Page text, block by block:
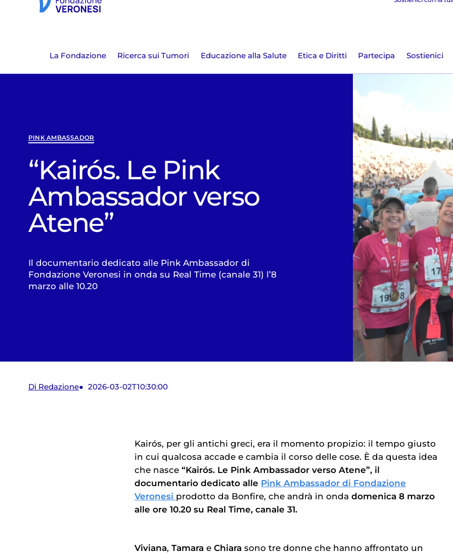
La Fondazione Ricerca sui Tumori Educazione alla Salute Etica e Diritti Partecipa Sostienici
PINK AMBASSADOR
“Kairós. Le Pink
Ambassador verso
Atene”
Il documentario dedicato alle Pink Ambassador di
Fondazione Veronesi in onda su Real Time (canale 31) l’8
marzo alle 10.20
Di Redazione 2026-03-02T10:30:00
Kairós, per gli antichi greci, era il momento propizio: il tempo giusto
in cui qualcosa accade e cambia il corso delle cose. È da questa idea
che nasce “Kairós. Le Pink Ambassador verso Atene”, il
documentario dedicato alle Pink Ambassador di Fondazione
Veronesi prodotto da Bonfire, che andrà in onda domenica 8 marzo
alle ore 10.20 su Real Time, canale 31.
Viviana, Tamara e Chiara sono tre donne che hanno affrontato un